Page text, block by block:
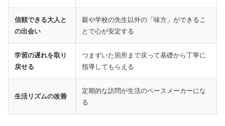
信頼できる大人と
の出会い
親や学校の先生以外の「味方」ができるこ
とで心が安定する
学習の遅れを取り
戻せる
つまずいた箇所まで戻って基礎から丁寧に
指導してもらえる
生活リズムの改善
定期的な訪問が生活のペースメーカーにな
る